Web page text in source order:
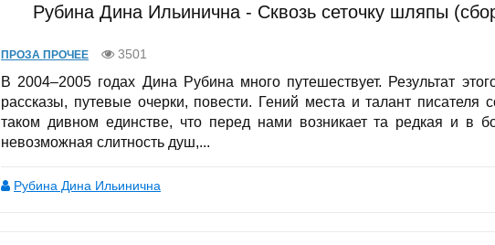
Рубина Дина Ильинична - Сквозь сеточку шляпы
ПРОЗА ПРОЧЕЕ 3501
В 2004–2005 годах Дина Рубина много путешествует. Результат
рассказы, путевые очерки, повести. Гений места и талант писателя
таком дивном единстве, что перед нами возникает та редкая и в
невозможная слитность душ,...
Рубина Дина Ильинична